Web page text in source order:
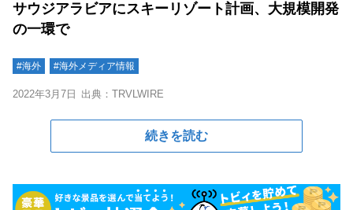
サウジアラビアにスキーリゾート計画、大規模開発
の一環で
#海外 #海外メディア情報
2022年3月7日 出典：TRVLWIRE
続きを読む